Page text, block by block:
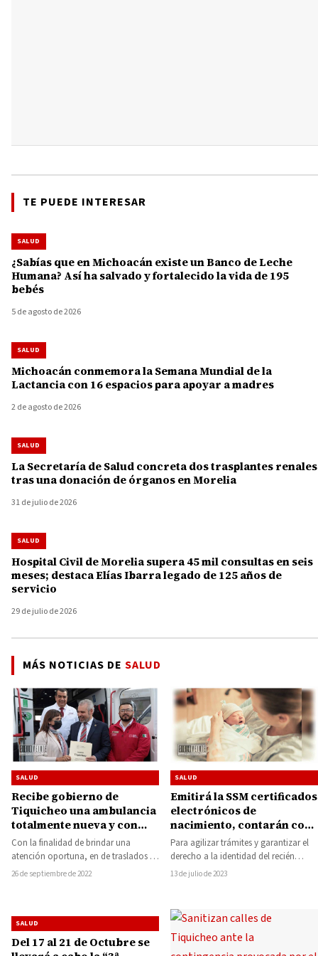
TE PUEDE INTERESAR
SALUD
¿Sabías que en Michoacán existe un Banco de Leche
Humana? Así ha salvado y fortalecido la vida de 195
bebés
5 de agosto de 2026
SALUD
Michoacán conmemora la Semana Mundial de la
Lactancia con 16 espacios para apoyar a madres
2 de agosto de 2026
SALUD
La Secretaría de Salud concreta dos trasplantes renales
tras una donación de órganos en Morelia
31 de julio de 2026
SALUD
Hospital Civil de Morelia supera 45 mil consultas en seis
meses; destaca Elías Ibarra legado de 125 años de
servicio
29 de julio de 2026
MÁS NOTICIAS DE SALUD
SALUD
Recibe gobierno de
Tiquicheo una ambulancia
totalmente nueva y con
equipo de última
generación
Con la finalidad de brindar una
atención oportuna, en de traslados y
atención de urgencias médicas en el…
26 de septiembre de 2022
SALUD
Emitirá la SSM certificados
electrónicos de
nacimiento, contarán con
medidas de seguridad que
acrediten identidad del
menor
Para agilizar trámites y garantizar el
derecho a la identidad del recién
nacido, la Secretaría de Salud de…
13 de julio de 2023
SALUD
Del 17 al 21 de Octubre se